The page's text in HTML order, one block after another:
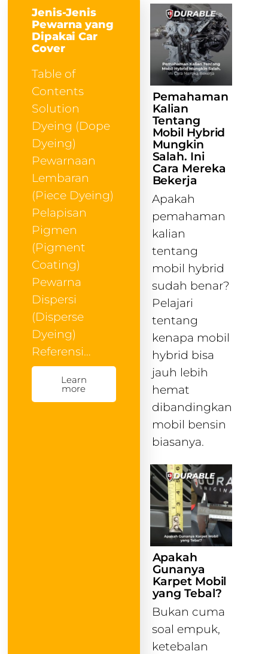
Jenis-Jenis
Pewarna yang
Dipakai Car
Cover
Table of
Contents
Solution
Dyeing (Dope
Dyeing)
Pewarnaan
Lembaran
(Piece Dyeing)
Pelapisan
Pigmen
(Pigment
Coating)
Pewarna
Dispersi
(Disperse
Dyeing)
Referensi…
Learn
more
Pemahaman
Kalian
Tentang
Mobil Hybrid
Mungkin
Salah. Ini
Cara Mereka
Bekerja
Apakah
pemahaman
kalian
tentang
mobil hybrid
sudah benar?
Pelajari
tentang
kenapa mobil
hybrid bisa
jauh lebih
hemat
dibandingkan
mobil bensin
biasanya.
Apakah
Gunanya
Karpet Mobil
yang Tebal?
Bukan cuma
soal empuk,
ketebalan